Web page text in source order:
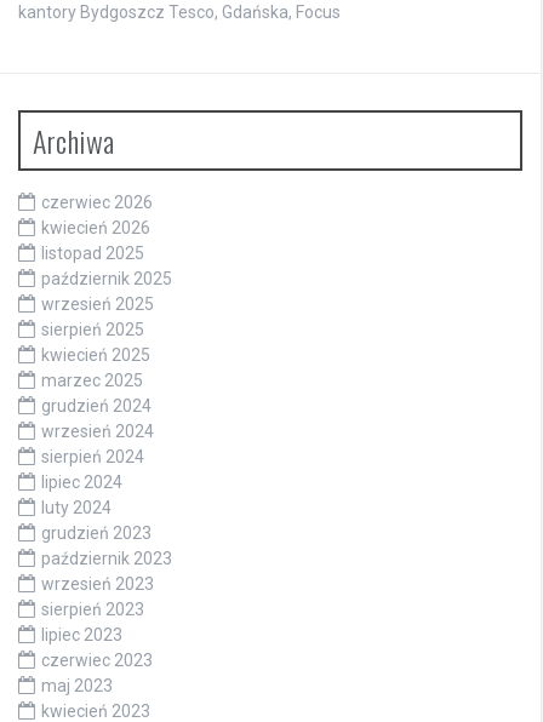
kantory Bydgoszcz Tesco, Gdańska, Focus
Archiwa
czerwiec 2026
kwiecień 2026
listopad 2025
październik 2025
wrzesień 2025
sierpień 2025
kwiecień 2025
marzec 2025
grudzień 2024
wrzesień 2024
sierpień 2024
lipiec 2024
luty 2024
grudzień 2023
październik 2023
wrzesień 2023
sierpień 2023
lipiec 2023
czerwiec 2023
maj 2023
kwiecień 2023